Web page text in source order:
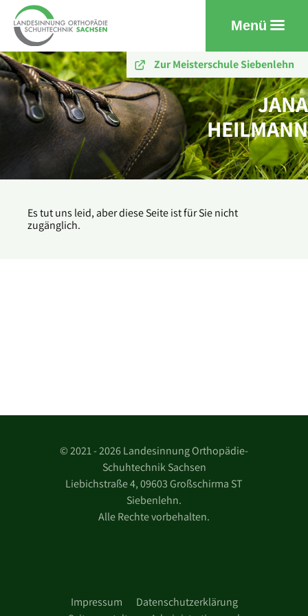
Zur Meisterschule Siebenlehn
JANA
HEILMANN
Es tut uns leid, aber diese Seite ist für Sie nicht
zugänglich.
©2021 - 2026 Landesinnung Orthopädie-
Schuhtechnik Sachsen
Liebichstraße 4, 09603 Großschirma ST
Siebenlehn.
Alle Rechte vorbehalten.
Impressum
Datenschutzerklärung
Menü